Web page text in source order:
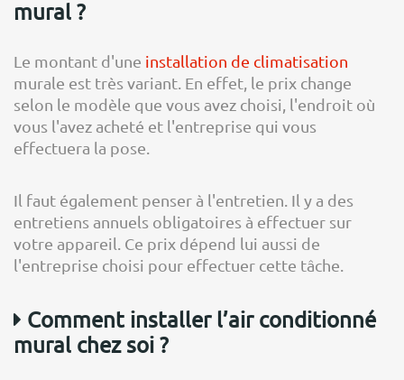
mural ?
Le montant d'une installation de climatisation
murale est très variant. En effet, le prix change
selon le modèle que vous avez choisi, l'endroit où
vous l'avez acheté et l'entreprise qui vous
effectuera la pose.
Il faut également penser à l'entretien. Il y a des
entretiens annuels obligatoires à effectuer sur
votre appareil. Ce prix dépend lui aussi de
l'entreprise choisi pour effectuer cette tâche.
Comment installer l’air conditionné
mural chez soi ?